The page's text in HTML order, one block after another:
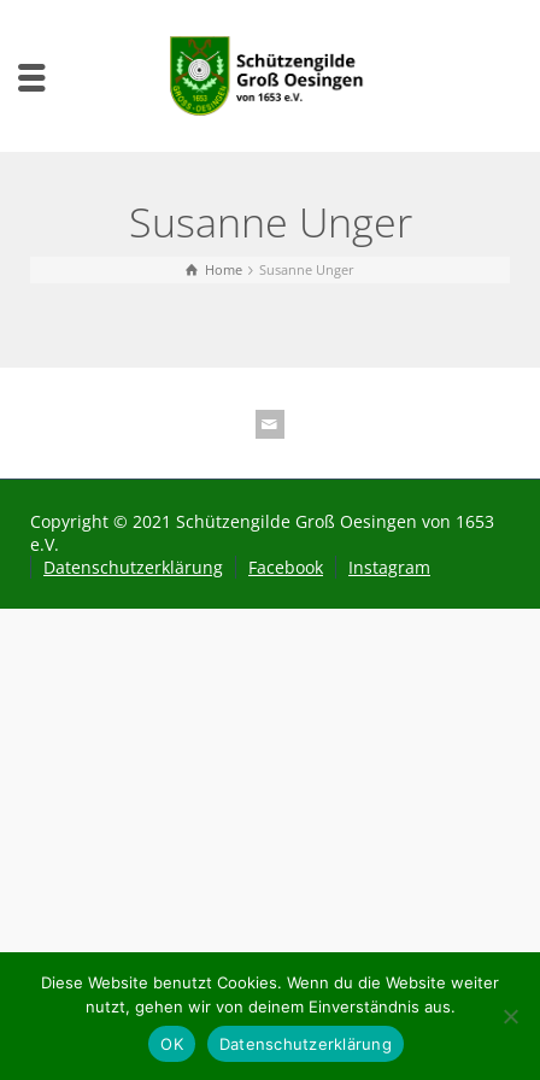
Susanne Unger
Home Susanne Unger
Copyright © 2021 Schützengilde Groß Oesingen von 1653
e.V.
Datenschutzerklärung
Facebook Instagram
Diese Website benutzt Cookies. Wenn du die Website weiter
nutzt, gehen wir von deinem Einverständnis aus.
OK
Datenschutzerklärung